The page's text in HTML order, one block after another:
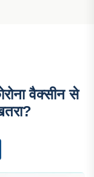
वैक्सीन से